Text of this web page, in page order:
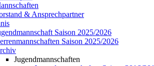
& Ansprechpartner
Saison 2025/2026
Saison 2025/2026
Jugendmannschaften